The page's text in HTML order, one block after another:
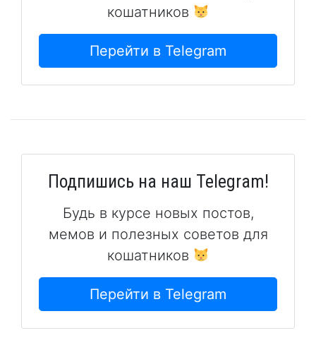
кошатников
Перейти в Telegram
Подпишись на наш Telegram!
Будь в курсе новых постов,
мемов и полезных советов для
кошатников
Перейти в Telegram